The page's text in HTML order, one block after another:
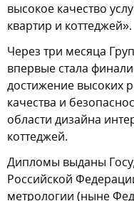
высокое качество
квартир и коттеджей».
Через три месяца
впервые стала
достижение высоких
качества и
области дизайна
коттеджей.
Дипломы выданы
Российской
метрологии (ныне